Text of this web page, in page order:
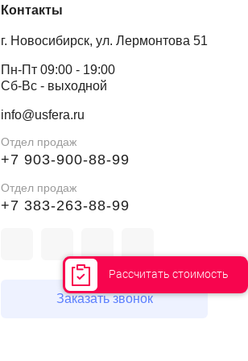
Контакты
г. Новосибирск, ул. Лермонтова 51
Пн-Пт 09:00 - 19:00
Сб-Вс - выходной
info@usfera.ru
Отдел продаж
+7 903-900-88-99
Отдел продаж
+7 383-263-88-99
Заказать звонок
Рассчитать стоимость